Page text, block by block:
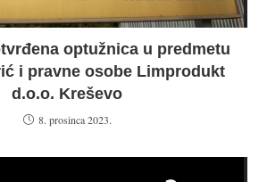
optužnica u predmetu
i pravne osobe Limprodukt
d.o.o. Kreševo
8. prosinca 2023.